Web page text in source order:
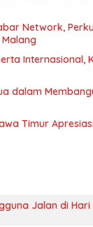
Network,
dalam
Timur
Jalan di